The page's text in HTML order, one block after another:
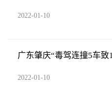
2022-01-10
广东肇庆“毒驾连撞5车
2022-01-10